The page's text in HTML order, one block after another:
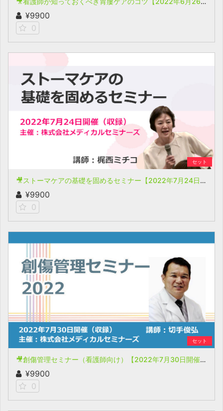
¥9900
0
セット
🎥ストーマケアの基礎を固めるセミナー【2022年7月24日開催(収録)】
¥9900
0
セット
🎥創傷管理セミナー（看護師向け）【2022年7月30日開催(収録)】
¥9900
0